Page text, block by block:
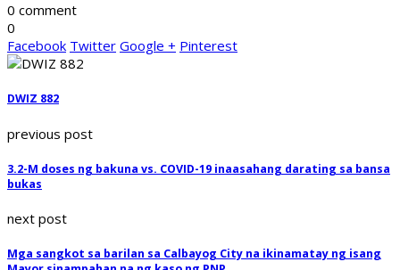
0 comment
0
Facebook Twitter Google + Pinterest
DWIZ 882
previous post
3.2-M doses ng bakuna vs. COVID-19 inaasahang darating sa bansa
bukas
next post
Mga sangkot sa barilan sa Calbayog City na ikinamatay ng isang